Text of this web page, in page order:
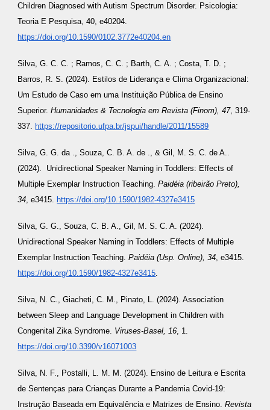
Children Diagnosed with Autism Spectrum Disorder. Psicologia:
Teoria E Pesquisa, 40, e40204.
https://doi.org/10.1590/0102.3772e40204.en
Silva, G. C. C. ; Ramos, C. C. ; Barth, C. A. ; Costa, T. D. ;
Barros, R. S. (2024). Estilos de Liderança e Clima Organizacional:
Um Estudo de Caso em uma Instituição Pública de Ensino
Superior.Humanidades & Tecnologia em Revista (Finom), 47, 319-
337. https://repositorio.ufpa.br/jspui/handle/2011/15589
Silva, G. G. da ., Souza, C. B. A. de ., & Gil, M. S. C. de A..
(2024). Unidirectional Speaker Naming in Toddlers: Effects of
Multiple Exemplar Instruction Teaching.Paidéia (ribeirão Preto),
34, e3415. https://doi.org/10.1590/1982-4327e3415
Silva, G. G., Souza, C. B. A., Gil, M. S. C. A. (2024).
Unidirectional Speaker Naming in Toddlers: Effects of Multiple
Exemplar Instruction Teaching.Paidéia (Usp. Online), 34, e3415.
https://doi.org/10.1590/1982-4327e3415.
Silva, N. C., Giacheti, C. M., Pinato, L. (2024). Association
between Sleep and Language Development in Children with
Congenital Zika Syndrome. Viruses-Basel, 16, 1.
https://doi.org/10.3390/v16071003
Silva, N. F., Postalli, L. M. M. (2024). Ensino de Leitura e Escrita
de Sentenças para Crianças Durante a Pandemia Covid-19:
Instrução Baseada em Equivalência e Matrizes de Ensino.Revista